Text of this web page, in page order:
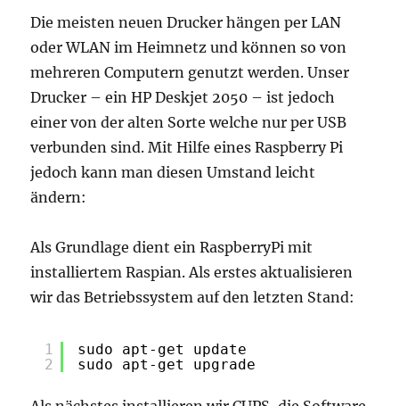
Die meisten neuen Drucker hängen per LAN
oder WLAN im Heimnetz und können so von
mehreren Computern genutzt werden. Unser
Drucker – ein HP Deskjet 2050 – ist jedoch
einer von der alten Sorte welche nur per USB
verbunden sind. Mit Hilfe eines Raspberry Pi
jedoch kann man diesen Umstand leicht
ändern:
Als Grundlage dient ein RaspberryPi mit
installiertem Raspian. Als erstes aktualisieren
wir das Betriebssystem auf den letzten Stand:
1
2
sudo apt-get update
sudo apt-get upgrade